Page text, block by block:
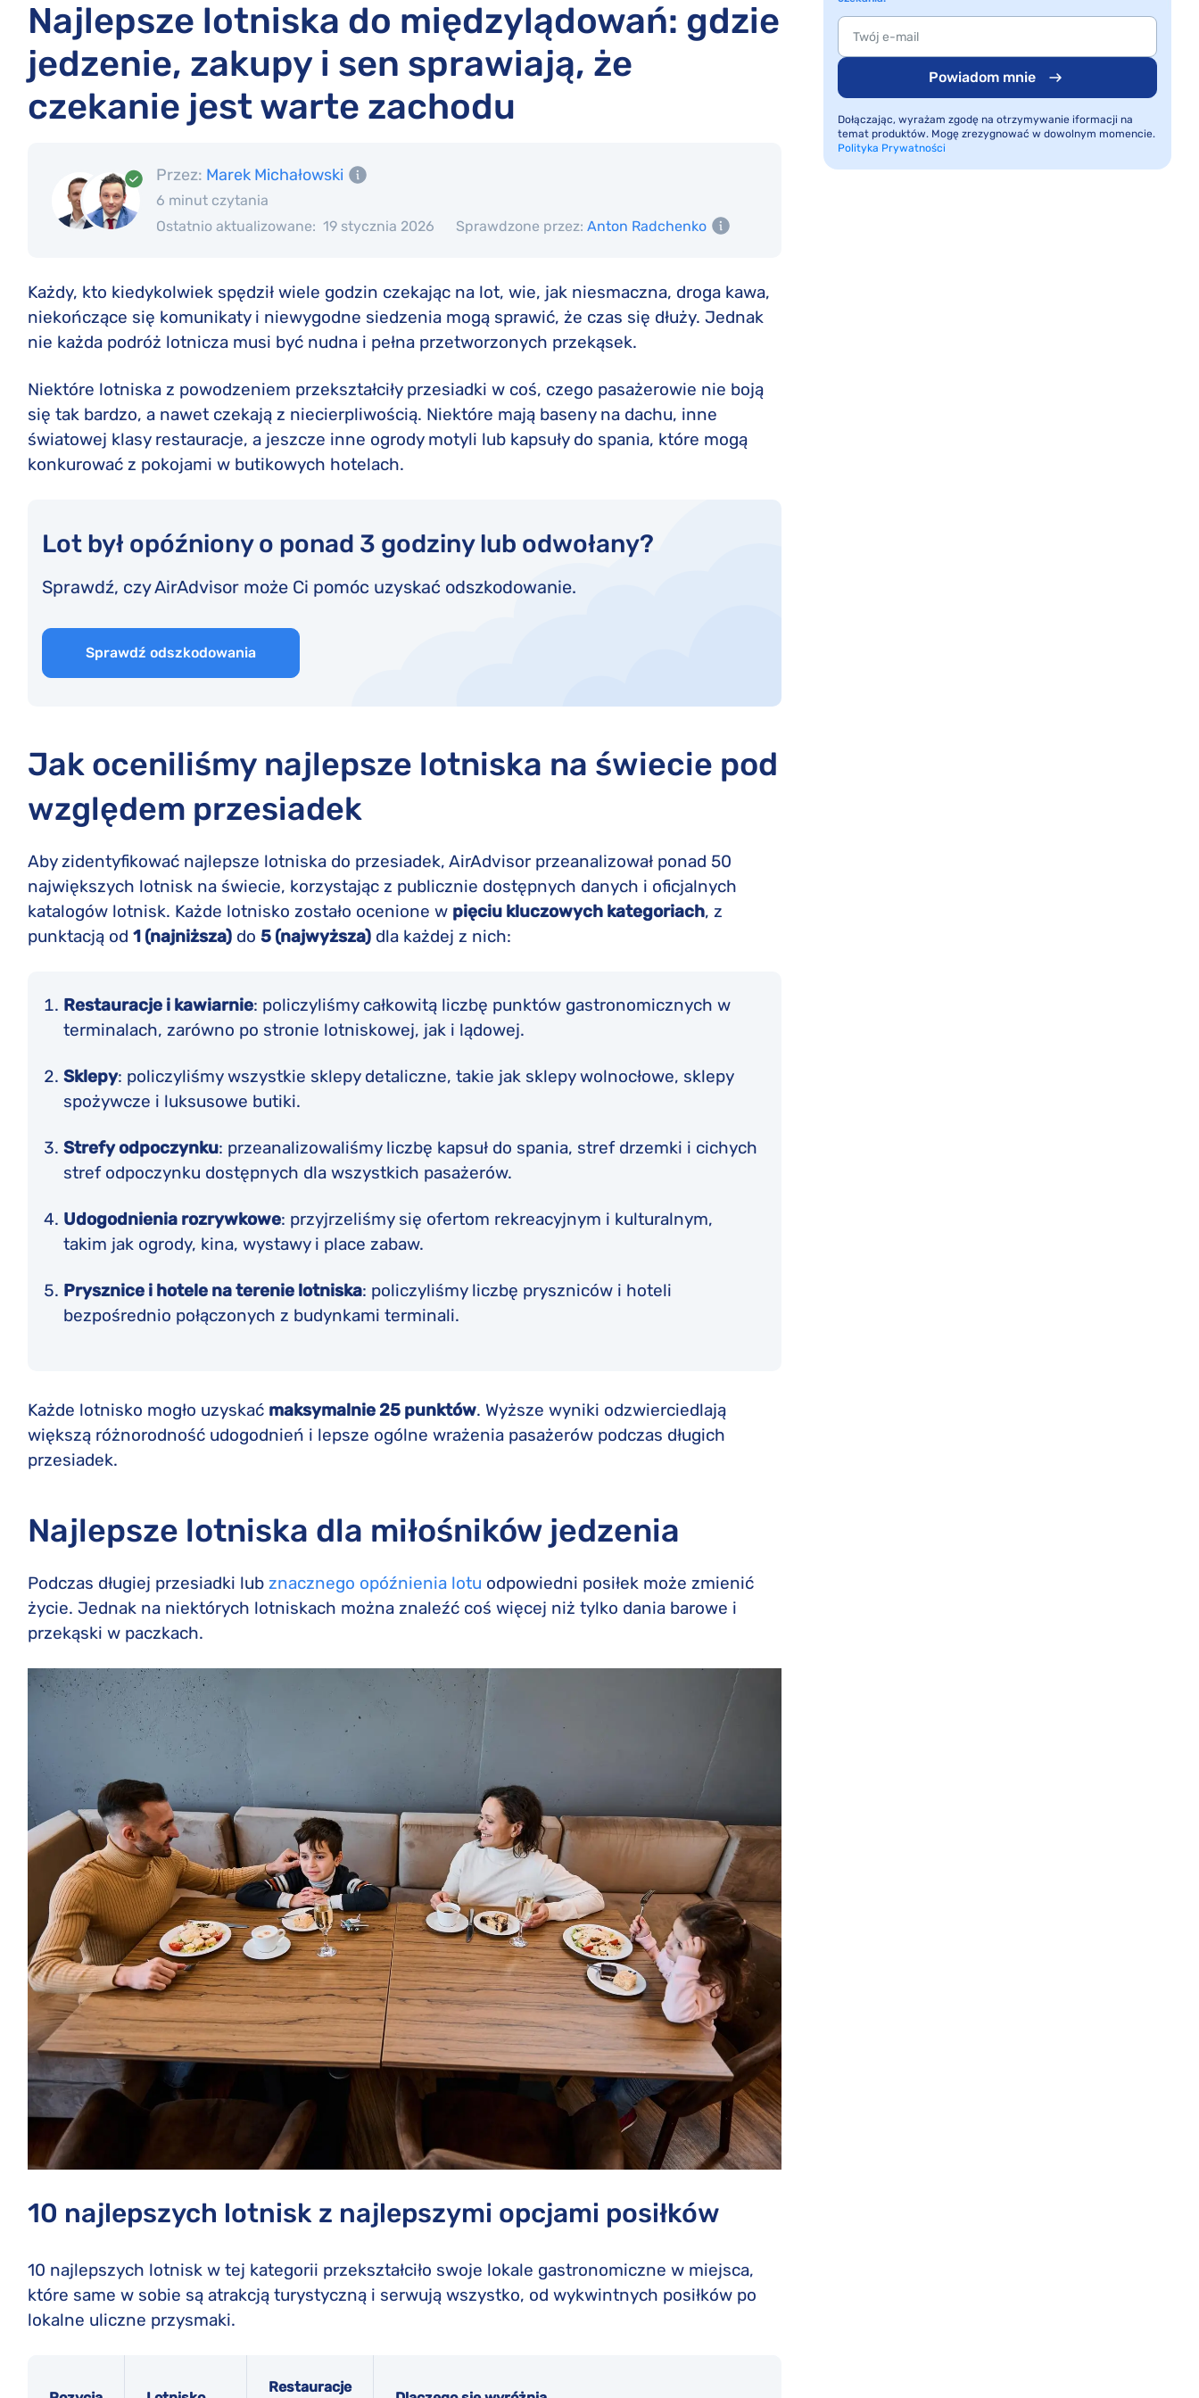
Najlepsze lotniska do międzylądowań: gdzie
jedzenie, zakupy i sen sprawiają, że
czekanie jest warte zachodu
Przez: Marek Michałowski
6 minut czytania
Ostatnio aktualizowane: 19 stycznia 2026 Sprawdzone przez: Anton Radchenko
Każdy, kto kiedykolwiek spędził wiele godzin czekając na lot, wie, jak niesmaczna, droga kawa,
niekończące się komunikaty i niewygodne siedzenia mogą sprawić, że czas się dłuży. Jednak
nie każda podróż lotnicza musi być nudna i pełna przetworzonych przekąsek.
Niektóre lotniska z powodzeniem przekształciły przesiadki w coś, czego pasażerowie nie boją
się tak bardzo, a nawet czekają z niecierpliwością. Niektóre mają baseny na dachu, inne
światowej klasy restauracje, a jeszcze inne ogrody motyli lub kapsuły do spania, które mogą
konkurować z pokojami w butikowych hotelach.
Lot był opóźniony o ponad 3 godziny lub odwołany?
Sprawdź, czy AirAdvisor może Ci pomóc uzyskać odszkodowanie.
Sprawdź odszkodowania
Jak oceniliśmy najlepsze lotniska na świecie pod
względem przesiadek
Aby zidentyfikować najlepsze lotniska do przesiadek, AirAdvisor przeanalizował ponad 50
największych lotnisk na świecie, korzystając z publicznie dostępnych danych i oficjalnych
katalogów lotnisk. Każde lotnisko zostało ocenione w pięciu kluczowych kategoriach, z
punktacją od 1 (najniższa) do 5 (najwyższa) dla każdej z nich:
Restauracje i kawiarnie: policzyliśmy całkowitą liczbę punktów gastronomicznych w
terminalach, zarówno po stronie lotniskowej, jak i lądowej.
Sklepy: policzyliśmy wszystkie sklepy detaliczne, takie jak sklepy wolnocłowe, sklepy
spożywcze i luksusowe butiki.
Strefy odpoczynku: przeanalizowaliśmy liczbę kapsuł do spania, stref drzemki i cichych
stref odpoczynku dostępnych dla wszystkich pasażerów.
Udogodnienia rozrywkowe: przyjrzeliśmy się ofertom rekreacyjnym i kulturalnym,
takim jak ogrody, kina, wystawy i place zabaw.
Prysznice i hotele na terenie lotniska: policzyliśmy liczbę pryszniców i hoteli
bezpośrednio połączonych z budynkami terminali.
Każde lotnisko mogło uzyskać maksymalnie 25 punktów. Wyższe wyniki odzwierciedlają
większą różnorodność udogodnień i lepsze ogólne wrażenia pasażerów podczas długich
przesiadek.
Najlepsze lotniska dla miłośników jedzenia
Podczas długiej przesiadki lub znacznego opóźnienia lotu odpowiedni posiłek może zmienić
życie. Jednak na niektórych lotniskach można znaleźć coś więcej niż tylko dania barowe i
przekąski w paczkach.
10 najlepszych lotnisk z najlepszymi opcjami posiłków
10 najlepszych lotnisk w tej kategorii przekształciło swoje lokale gastronomiczne w miejsca,
które same w sobie są atrakcją turystyczną i serwują wszystko, od wykwintnych posiłków po
lokalne uliczne przysmaki.
Restauracje
Powiadom mnie
Dołączając, wyrażam zgodę na otrzymywanie iformacji na
temat produktów. Mogę zrezygnować w dowolnym momencie.
Polityka Prywatności